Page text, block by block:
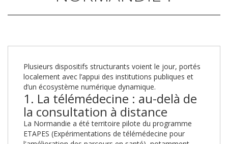
Plusieurs dispositifs structurants voient le jour, portés
localement avec l’appui des institutions publiques et
d’un écosystème numérique dynamique.
1. La télémédecine : au-delà de
la consultation à distance
La Normandie a été territoire pilote du programme
ETAPES (Expérimentations de télémédecine pour